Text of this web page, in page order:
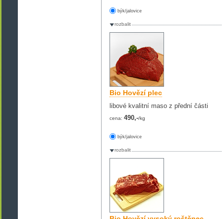
býk/jalovice
rozbalit
Bio Hovězí plec
libové kvalitní maso z přední části
cena: 490,-/kg
býk/jalovice
rozbalit